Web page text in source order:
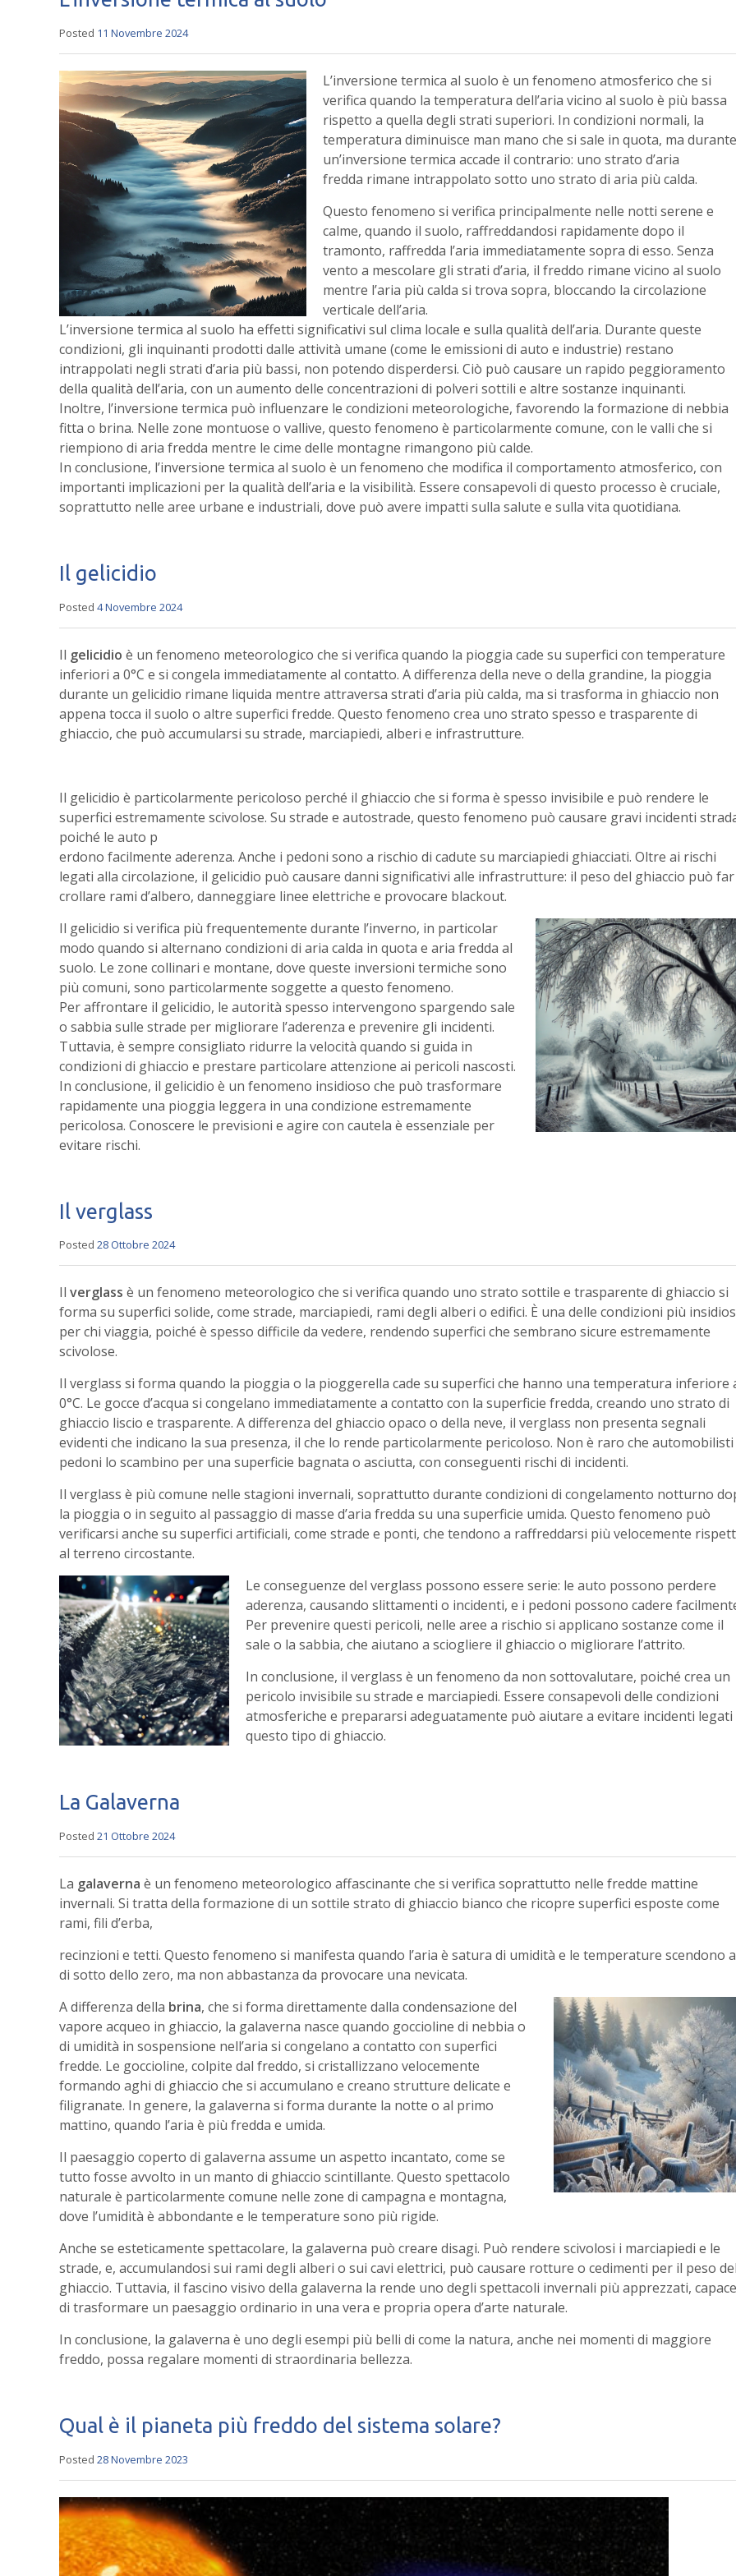
Posted 11 Novembre 2024
L’inversione termica al suolo è un fenomeno atmosferico che si
verifica quando la temperatura dell’aria vicino al suolo è più bassa
rispetto a quella degli strati superiori. In condizioni normali, la
temperatura diminuisce man mano che si sale in quota, ma durante
un’inversione termica accade il contrario: uno strato d’aria
fredda rimane intrappolato sotto uno strato di aria più calda.
Questo fenomeno si verifica principalmente nelle notti serene e
calme, quando il suolo, raffreddandosi rapidamente dopo il
tramonto, raffredda l’aria immediatamente sopra di esso. Senza
vento a mescolare gli strati d’aria, il freddo rimane vicino al suolo
mentre l’aria più calda si trova sopra, bloccando la circolazione
verticale dell’aria.
L’inversione termica al suolo ha effetti significativi sul clima locale e sulla qualità dell’aria. Durante queste
condizioni, gli inquinanti prodotti dalle attività umane (come le emissioni di auto e industrie) restano
intrappolati negli strati d’aria più bassi, non potendo disperdersi. Ciò può causare un rapido peggioramento
della qualità dell’aria, con un aumento delle concentrazioni di polveri sottili e altre sostanze inquinanti.
Inoltre, l’inversione termica può influenzare le condizioni meteorologiche, favorendo la formazione di nebbia
fitta o brina. Nelle zone montuose o vallive, questo fenomeno è particolarmente comune, con le valli che si
riempiono di aria fredda mentre le cime delle montagne rimangono più calde.
In conclusione, l’inversione termica al suolo è un fenomeno che modifica il comportamento atmosferico, con
importanti implicazioni per la qualità dell’aria e la visibilità. Essere consapevoli di questo processo è cruciale,
soprattutto nelle aree urbane e industriali, dove può avere impatti sulla salute e sulla vita quotidiana.
Il gelicidio
Posted 4 Novembre 2024
Il gelicidio è un fenomeno meteorologico che si verifica quando la pioggia cade su superfici con temperature
inferiori a 0°C e si congela immediatamente al contatto. A differenza della neve o della grandine, la pioggia
durante un gelicidio rimane liquida mentre attraversa strati d’aria più calda, ma si trasforma in ghiaccio non
appena tocca il suolo o altre superfici fredde. Questo fenomeno crea uno strato spesso e trasparente di
ghiaccio, che può accumularsi su strade, marciapiedi, alberi e infrastrutture.
Il gelicidio è particolarmente pericoloso perché il ghiaccio che si forma è spesso invisibile e può rendere le
superfici estremamente scivolose. Su strade e autostrade, questo fenomeno può causare gravi incidenti
poiché le auto p
erdono facilmente aderenza. Anche i pedoni sono a rischio di cadute su marciapiedi ghiacciati. Oltre ai rischi
legati alla circolazione, il gelicidio può causare danni significativi alle infrastrutture: il peso del ghiaccio può far
crollare rami d’albero, danneggiare linee elettriche e provocare blackout.
Il gelicidio si verifica più frequentemente durante l’inverno, in particolar
modo quando si alternano condizioni di aria calda in quota e aria fredda al
suolo. Le zone collinari e montane, dove queste inversioni termiche sono
più comuni, sono particolarmente soggette a questo fenomeno.
Per affrontare il gelicidio, le autorità spesso intervengono spargendo sale
o sabbia sulle strade per migliorare l’aderenza e prevenire gli incidenti.
Tuttavia, è sempre consigliato ridurre la velocità quando si guida in
condizioni di ghiaccio e prestare particolare attenzione ai pericoli nascosti.
In conclusione, il gelicidio è un fenomeno insidioso che può trasformare
rapidamente una pioggia leggera in una condizione estremamente
pericolosa. Conoscere le previsioni e agire con cautela è essenziale per
evitare rischi.
Il verglass
Posted 28 Ottobre 2024
Il verglass è un fenomeno meteorologico che si verifica quando uno strato sottile e trasparente di ghiaccio si
forma su superfici solide, come strade, marciapiedi, rami degli alberi o edifici. È una delle condizioni più
per chi viaggia, poiché è spesso difficile da vedere, rendendo superfici che sembrano sicure estremamente
scivolose.
Il verglass si forma quando la pioggia o la pioggerella cade su superfici che hanno una temperatura inferiore
0°C. Le gocce d’acqua si congelano immediatamente a contatto con la superficie fredda, creando uno strato di
ghiaccio liscio e trasparente. A differenza del ghiaccio opaco o della neve, il verglass non presenta segnali
evidenti che indicano la sua presenza, il che lo rende particolarmente pericoloso. Non è raro che automobilisti
pedoni lo scambino per una superficie bagnata o asciutta, con conseguenti rischi di incidenti.
Il verglass è più comune nelle stagioni invernali, soprattutto durante condizioni di congelamento notturno
la pioggia o in seguito al passaggio di masse d’aria fredda su una superficie umida. Questo fenomeno può
verificarsi anche su superfici artificiali, come strade e ponti, che tendono a raffreddarsi più velocemente
al terreno circostante.
Le conseguenze del verglass possono essere serie: le auto possono perdere
aderenza, causando slittamenti o incidenti, e i pedoni possono cadere
Per prevenire questi pericoli, nelle aree a rischio si applicano sostanze come il
sale o la sabbia, che aiutano a sciogliere il ghiaccio o migliorare l’attrito.
In conclusione, il verglass è un fenomeno da non sottovalutare, poiché crea un
pericolo invisibile su strade e marciapiedi. Essere consapevoli delle condizioni
atmosferiche e prepararsi adeguatamente può aiutare a evitare incidenti legati
questo tipo di ghiaccio.
La Galaverna
Posted 21 Ottobre 2024
La galaverna è un fenomeno meteorologico affascinante che si verifica soprattutto nelle fredde mattine
invernali. Si tratta della formazione di un sottile strato di ghiaccio bianco che ricopre superfici esposte come
rami, fili d’erba,
recinzioni e tetti. Questo fenomeno si manifesta quando l’aria è satura di umidità e le temperature scendono
di sotto dello zero, ma non abbastanza da provocare una nevicata.
A differenza della brina, che si forma direttamente dalla condensazione del
vapore acqueo in ghiaccio, la galaverna nasce quando goccioline di nebbia o
di umidità in sospensione nell’aria si congelano a contatto con superfici
fredde. Le goccioline, colpite dal freddo, si cristallizzano velocemente
formando aghi di ghiaccio che si accumulano e creano strutture delicate e
filigranate. In genere, la galaverna si forma durante la notte o al primo
mattino, quando l’aria è più fredda e umida.
Il paesaggio coperto di galaverna assume un aspetto incantato, come se
tutto fosse avvolto in un manto di ghiaccio scintillante. Questo spettacolo
naturale è particolarmente comune nelle zone di campagna e montagna,
dove l’umidità è abbondante e le temperature sono più rigide.
Anche se esteticamente spettacolare, la galaverna può creare disagi. Può rendere scivolosi i marciapiedi e le
strade, e, accumulandosi sui rami degli alberi o sui cavi elettrici, può causare rotture o cedimenti per il peso
ghiaccio. Tuttavia, il fascino visivo della galaverna la rende uno degli spettacoli invernali più apprezzati, capace
di trasformare un paesaggio ordinario in una vera e propria opera d’arte naturale.
In conclusione, la galaverna è uno degli esempi più belli di come la natura, anche nei momenti di maggiore
freddo, possa regalare momenti di straordinaria bellezza.
Qual è il pianeta più freddo del sistema solare?
Posted 28 Novembre 2023